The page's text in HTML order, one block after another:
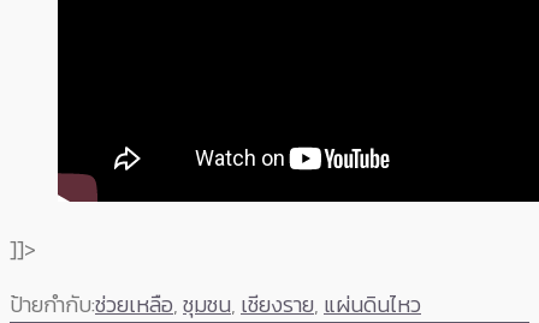
]]>
ป้ายกำกับ:ช่วยเหลือ,ชุมชน, เชียงราย, แผ่นดินไหว